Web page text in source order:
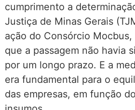
cumprimento a
Justiça de Minas Gerais
ação do Consórcio
que a passagem não havia
por um longo prazo. E a
era fundamental para o
das empresas, em função